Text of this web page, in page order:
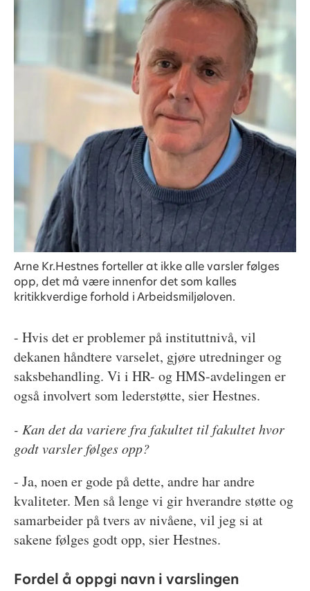
Arne Kr.Hestnes forteller at ikke alle varsler følges
opp, det må være innenfor det som kalles
kritikkverdige forhold i Arbeidsmiljøloven.
- Hvis det er problemer på instituttnivå, vil
dekanen håndtere varselet, gjøre utredninger og
saksbehandling. Vi i HR- og HMS-avdelingen er
også involvert som lederstøtte, sier Hestnes.
- Kan det da variere fra fakultet til fakultet hvor
godt varsler følges opp?
- Ja, noen er gode på dette, andre har andre
kvaliteter. Men så lenge vi gir hverandre støtte og
samarbeider på tvers av nivåene, vil jeg si at
sakene følges godt opp, sier Hestnes.
Fordel å oppgi navn i varslingen